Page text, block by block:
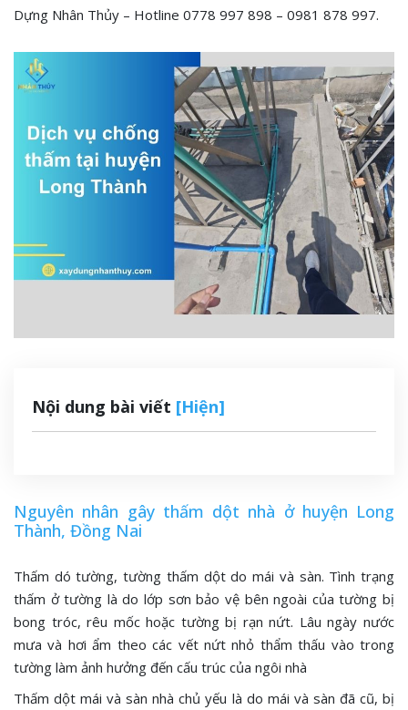
Dựng Nhân Thủy – Hotline 0778 997 898 – 0981 878 997.
Nội dung bài viết [Hiện]
Nguyên nhân gây thấm dột nhà ở huyện Long
Thành, Đồng Nai
Thấm dó tường, tường thấm dột do mái và sàn. Tình trạng
thấm ở tường là do lớp sơn bảo vệ bên ngoài của tường bị
bong tróc, rêu mốc hoặc tường bị rạn nứt. Lâu ngày nước
mưa và hơi ẩm theo các vết nứt nhỏ thẩm thấu vào trong
tường làm ảnh hưởng đến cấu trúc của ngôi nhà
Thấm dột mái và sàn nhà chủ yếu là do mái và sàn đã cũ, bị